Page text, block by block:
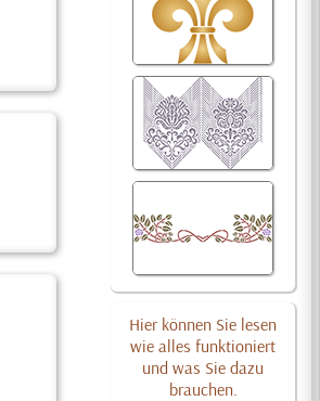
Hier können Sie lesen
wie alles funktioniert
und was Sie dazu
brauchen.